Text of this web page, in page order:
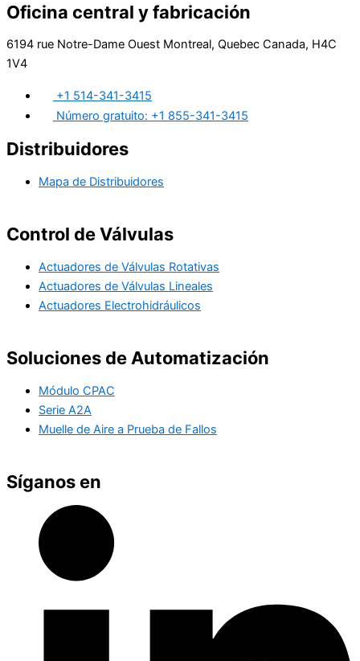
Oficina central y fabricación
6194 rue Notre-Dame Ouest Montreal, Quebec Canada, H4C
1V4
+1 514-341-3415
Número gratuito: +1 855-341-3415
Distribuidores
Mapa de Distribuidores
Control de Válvulas
Actuadores de Válvulas Rotativas
Actuadores de Válvulas Lineales
Actuadores Electrohidráulicos
Soluciones de Automatización
Módulo CPAC
Serie A2A
Muelle de Aire a Prueba de Fallos
Síganos en